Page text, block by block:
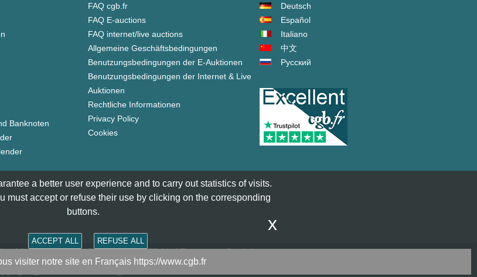
Banknoten
FAQ cgb.fr
FAQ E-auctions
FAQ internet/live auctions
Allgemeine Geschäftsbedingungen
Benutzungsbedingungen der E-Auktionen
Benutzungsbedingungen der Internet & Live
Auktionen
Rechtliche Informationen
Privacy Policy
Cookies
Deutsch
Español
Italiano
中文
Русский
- 36 rue Vivienne - 75002 PARIS FRANCE -contact@cgb.fr
a better user experience and to carry out statistics of visits.
must accept or refuse their use by clicking on the corresponding
buttons.
ACCEPT ALL REFUSE ALL
x
visiter notre site en Français https://www.cgb.fr